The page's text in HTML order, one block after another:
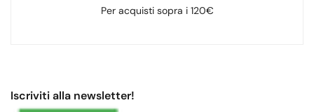
Per acquisti sopra i 120€
Iscriviti alla newsletter!